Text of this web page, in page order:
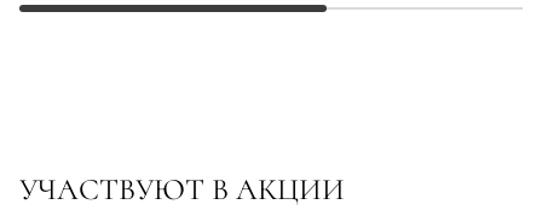
УЧАСТВУЮТ В АКЦИИ